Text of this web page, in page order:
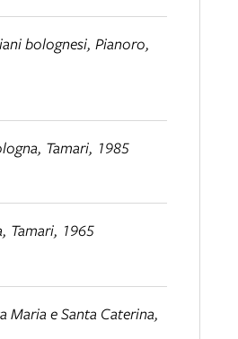
bolognesi, Pianoro,
Tamari, 1985
Tamari, 1965
Maria e Santa Caterina,